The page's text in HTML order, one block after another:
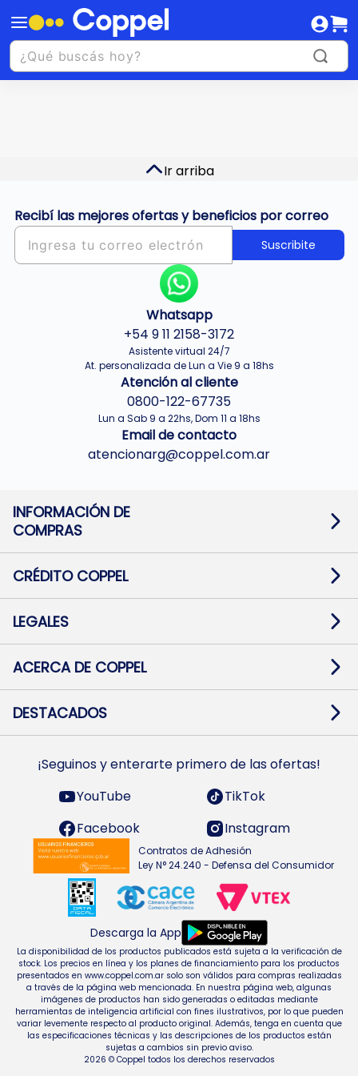
Ir arriba
Recibí las mejores ofertas y beneficios por correo
Suscribite
Whatsapp
+54 9 11 2158-3172
Asistente virtual 24/7
At. personalizada de Lun a Vie 9 a 18hs
Atención al cliente
0800-122-67735
Lun a Sab 9 a 22hs, Dom 11 a 18hs
Email de contacto
atencionarg@coppel.com.ar
INFORMACIÓN DE
COMPRAS
Términos y condiciones
Botón de arrepentimiento
Mapa de sitio
CRÉDITO COPPEL
Solicitar Crédito
Medios de Pago
Pago Fácil Online
LEGALES
Baja contratos
Defensa al consumidor CABA
ACERCA DE COPPEL
Trabajá con Nosotros
Preguntas Frecuentes
DESTACADOS
Smarts TVs y accesorios
Electrodomésticos
Heladeras y freezers
¡Seguinos y enterarte primero de las ofertas!
YouTube
TikTok
Facebook
Instagram
Contratos de Adhesión
Ley N° 24.240 - Defensa del Consumidor
Descarga la App
La disponibilidad de los productos publicados está sujeta a la verificación de
stock. Los precios en línea y los planes de financiamiento para los productos
presentados en www.coppel.com.ar solo son válidos para compras realizadas
a través de la página web mencionada. En nuestra página web, algunas
imágenes de productos han sido generadas o editadas mediante
herramientas de inteligencia artificial con fines ilustrativos, por lo que pueden
variar levemente respecto al producto original. Además, tenga en cuenta que
las especificaciones técnicas y las descripciones de los productos están
sujetas a cambios sin previo aviso.
2026 © Coppel todos los derechos reservados